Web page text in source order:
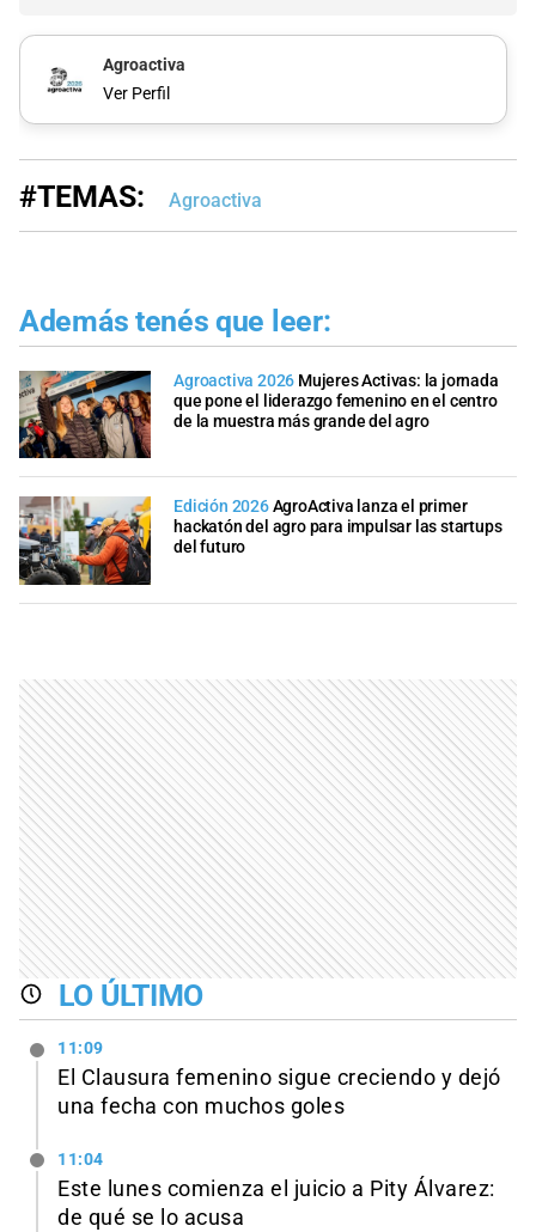
Agroactiva
Ver Perfil
#TEMAS: Agroactiva
Además tenés que leer:
Agroactiva 2026 Mujeres Activas: la jornada
que pone el liderazgo femenino en el centro
de la muestra más grande del agro
Edición 2026AgroActiva lanza el primer
hackatón del agro para impulsar las startups
del futuro
LO ÚLTIMO
11:09
El Clausura femenino sigue creciendo y dejó
una fecha con muchos goles
11:04
Este lunes comienza el juicio a Pity Álvarez:
de qué se lo acusa